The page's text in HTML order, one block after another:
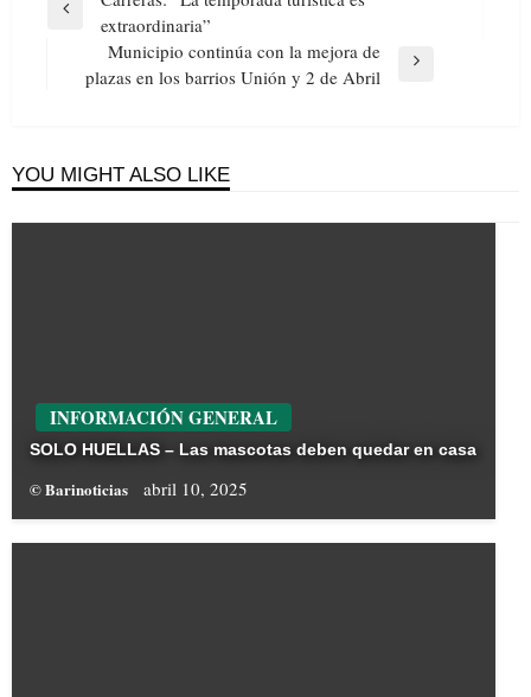
entradas
Previousextraordinaria”
Next
Municipio continúa con la mejora de
plazas en los barrios Unión y 2 de Abril
YOU MIGHT ALSO LIKE
INFORMACIÓN GENERAL
SOLO HUELLAS – Las mascotas deben quedar en casa
© Barinoticias abril 10, 2025